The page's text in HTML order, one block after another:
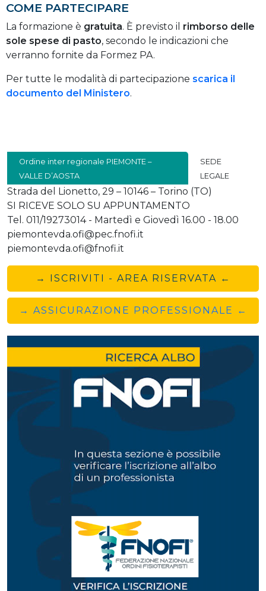
COME PARTECIPARE
La formazione è gratuita. È previsto il rimborso delle
sole spese di pasto, secondo le indicazioni che
verranno fornite da Formez PA.
Per tutte le modalità di partecipazione scarica il
documento del Ministero.
Ordine inter regionale PIEMONTE –
VALLE D’AOSTA
SEDE
LEGALE
Strada del Lionetto, 29 – 10146 – Torino (TO)
SI RICEVE SOLO SU APPUNTAMENTO
Tel. 011/19273014 - Martedì e Giovedì 16.00 - 18.00
piemontevda.ofi@pec.fnofi.it
piemontevda.ofi@fnofi.it
→ ISCRIVITI - AREA RISERVATA ←
→ ASSICURAZIONE PROFESSIONALE ←